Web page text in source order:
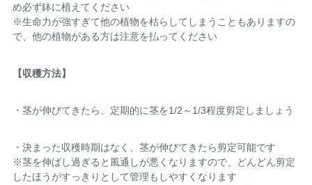
め必ず鉢に植えてください
※生命力が強すぎて他の植物を枯らしてしまうこともありますの
で、他の植物がある方は注意を払ってください
【収穫方法】
・茎が伸びてきたら、定期的に茎を1/2～1/3程度剪定しましょう
・決まった収穫時期はなく、茎が伸びてきたら剪定可能です
※茎を伸ばし過ぎると風通しが悪くなりますので、どんどん剪定
したほうがすっきりとして管理もしやすくなります